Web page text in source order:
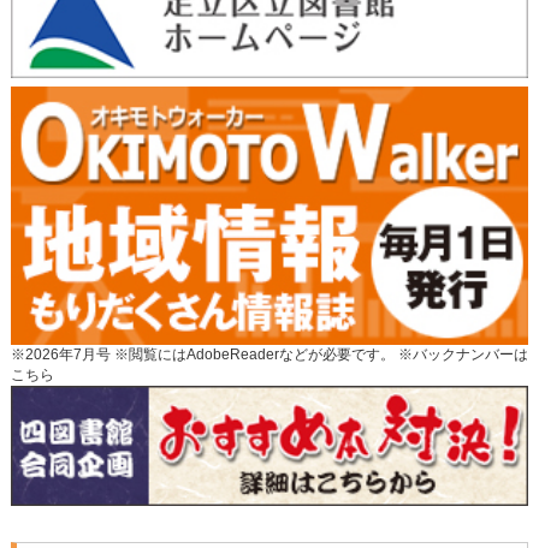
※2026年7月号 ※閲覧にはAdobeReaderなどが必要です。 ※バックナンバーは
こちら